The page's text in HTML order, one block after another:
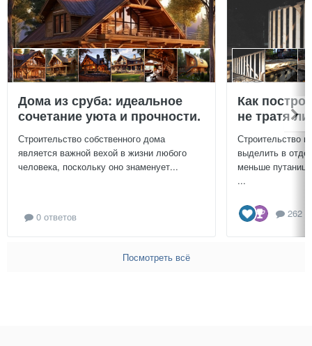
Дома из сруба: идеальное
сочетание уюта и прочности.
Строительство собственного дома
является важной вехой в жизни любого
человека, поскольку оно знаменует...
0 ответов
Как
не тратя
Строительство
выделить в
меньше
...
262
Посмотреть всё